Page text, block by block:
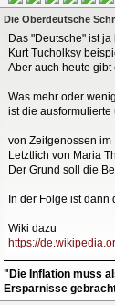
Die Oberdeutsche
Das "Deutsche" ist
Kurt Tucholksy
Aber auch heute gibt
Was mehr oder
ist die ausformulierte
von Zeitgenossen im
Letztlich von Maria
Der Grund soll die
In der Folge ist dann
Wiki dazu
https://
"Die Inflation muss
Ersparnisse